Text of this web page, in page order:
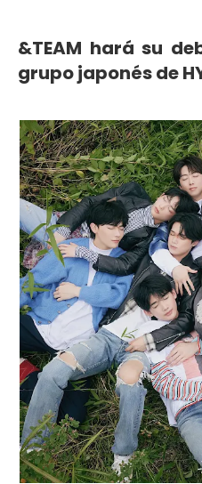
&TEAM hará su
grupo japonés de